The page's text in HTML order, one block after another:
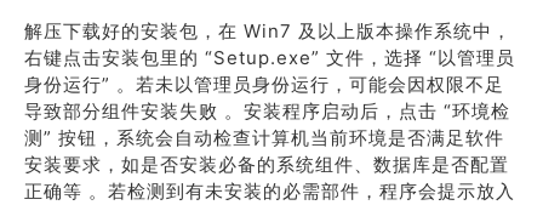
解压下载好的安装包，在 Win7 及以上版本操作系统中，
右键点击安装包里的 “Setup.exe” 文件，选择 “以管理员
身份运行” 。若未以管理员身份运行，可能会因权限不足
导致部分组件安装失败 。安装程序启动后，点击 “环境检
测” 按钮，系统会自动检查计算机当前环境是否满足软件
安装要求，如是否安装必备的系统组件、数据库是否配置
正确等 。若检测到有未安装的必需部件，程序会提示放入